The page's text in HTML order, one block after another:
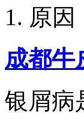
1. 原因
成都牛
银屑病